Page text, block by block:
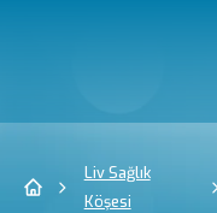
Liv Sağlık
Köşesi